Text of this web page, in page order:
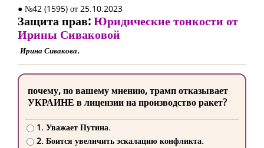
● №42 (1595) от 25.10.2023
Защита прав:Юридические тонкости от
Ирины Сиваковой
Ирина Сивакова.
почему, по вашему мнению, трамп отказывает
УКРАИНЕ в лицензии на производство ракет?
1. Уважает Путина.
2. Боится увеличить эскалацию конфликта.